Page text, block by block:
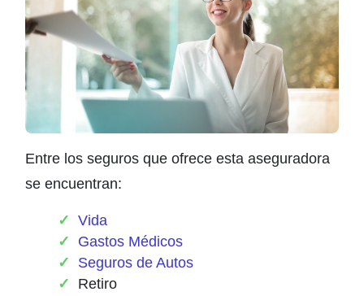
Entre los seguros que ofrece esta aseguradora
se encuentran:
Vida
Gastos Médicos
Seguros de Autos
Retiro